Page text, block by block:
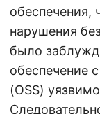
обеспечения,
нарушения
было
обеспечение
(OSS)